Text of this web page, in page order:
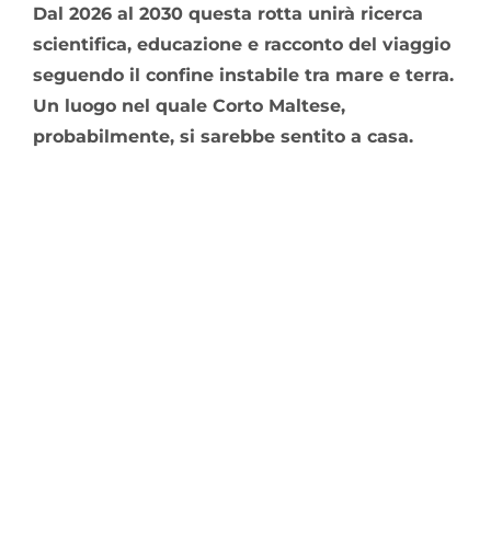
Dal 2026 al 2030 questa rotta unirà ricerca
scientifica, educazione e racconto del viaggio
seguendo il confine instabile tra mare e terra.
Un luogo nel quale Corto Maltese,
probabilmente, si sarebbe sentito a casa.